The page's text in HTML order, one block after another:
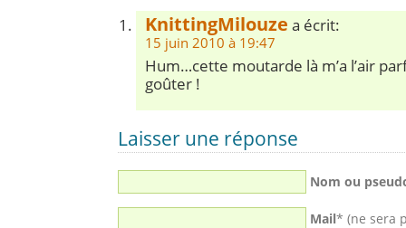
KnittingMilouze a écrit:
15 juin 2010 à 19:47
Hum…cette moutarde là m’a l’air
goûter !
Laisser une réponse
Nom ou
Mail* (ne sera